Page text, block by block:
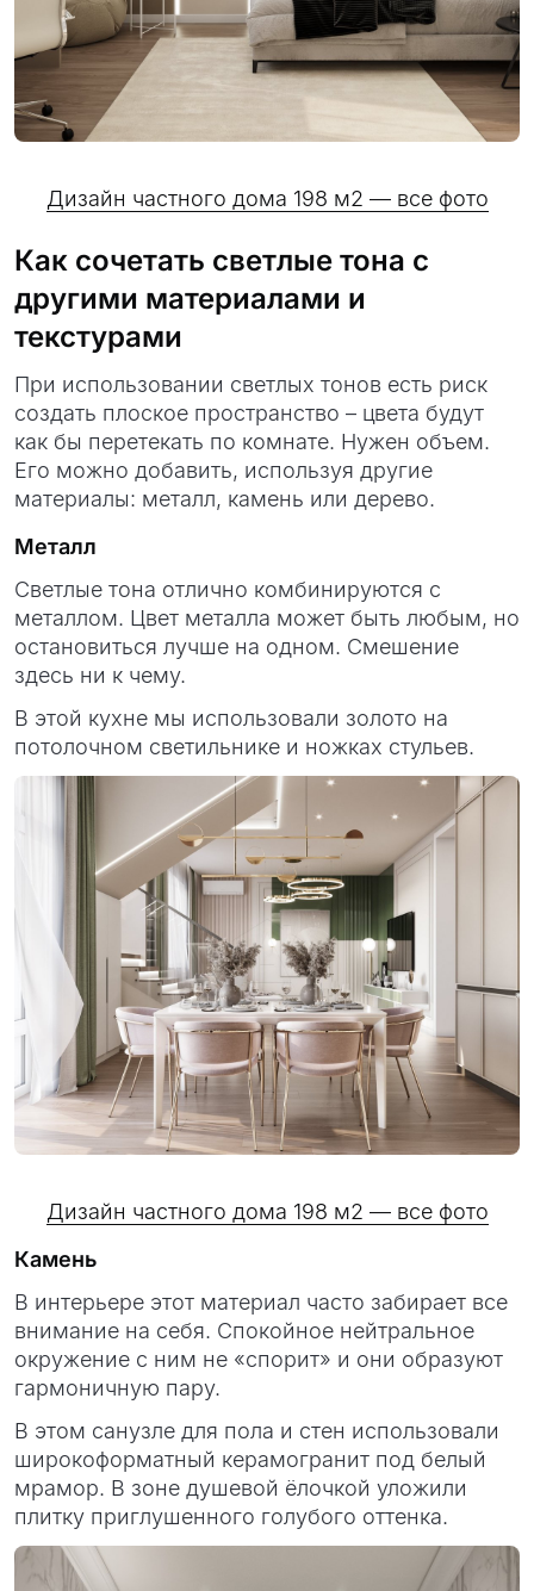
Дизайн частного дома 198 м2 — все фото
Как сочетать светлые тона с
другими материалами и
текстурами
При использовании светлых тонов есть риск
создать плоское пространство – цвета будут
как бы перетекать по комнате. Нужен объем.
Его можно добавить, используя другие
материалы: металл, камень или дерево.
Металл
Светлые тона отлично комбинируются с
металлом. Цвет металла может быть любым, но
остановиться лучше на одном. Смешение
здесь ни к чему.
В этой кухне мы использовали золото на
потолочном светильнике и ножках стульев.
Дизайн частного дома 198 м2 — все фото
Камень
В интерьере этот материал часто забирает все
внимание на себя. Спокойное нейтральное
окружение с ним не «спорит» и они образуют
гармоничную пару.
В этом санузле для пола и стен использовали
широкоформатный керамогранит под белый
мрамор. В зоне душевой ёлочкой уложили
плитку приглушенного голубого оттенка.